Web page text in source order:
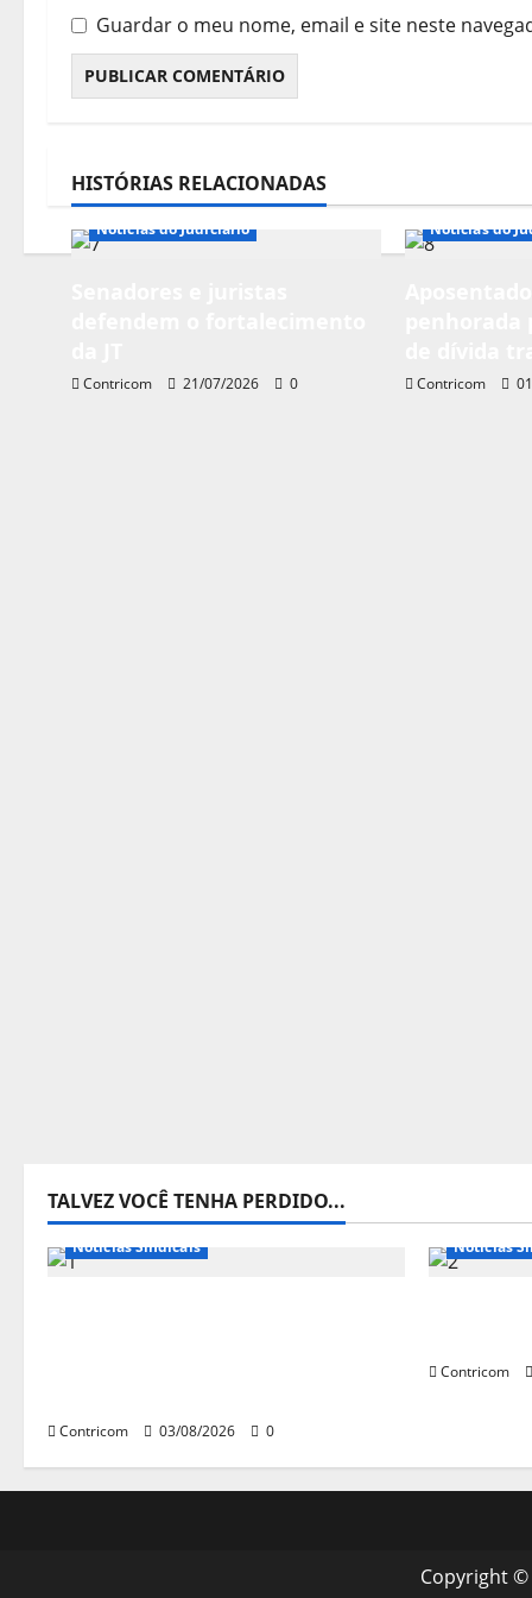
Guardar o meu nome, email e site neste
HISTÓRIAS RELACIONADAS
Notícias de Entidades
Notícias do Judiciário
Contricom 21/07/2026 0
Notícias do
Contricom
TALVEZ VOCÊ TENHA PERDIDO...
Destaques
Notícias de Entidades
Notícias Sindicais
Contricom 03/08/2026 0
Notícias
Contricom
Copyright ©